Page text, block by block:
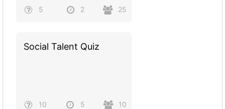
5 2 25
Social Talent Quiz
10 5 10